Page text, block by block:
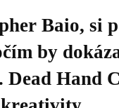
Baio, si
by
Dead Hand